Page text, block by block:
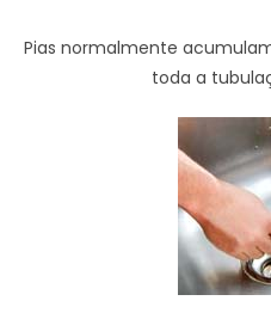
Pias normalmente
toda a